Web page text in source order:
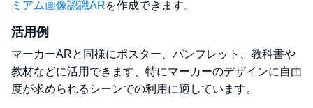
ミアム画像認識ARを作成できます。
活用例
マーカーARと同様にポスター、パンフレット、教科書や
教材などに活用できます、特にマーカーのデザインに自由
度が求められるシーンでの利用に適しています。